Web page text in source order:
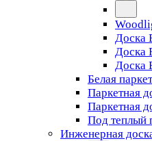
Доска
Доска
Доска
Белая
Паркетная
Паркетная
Под теплый
Инженерная